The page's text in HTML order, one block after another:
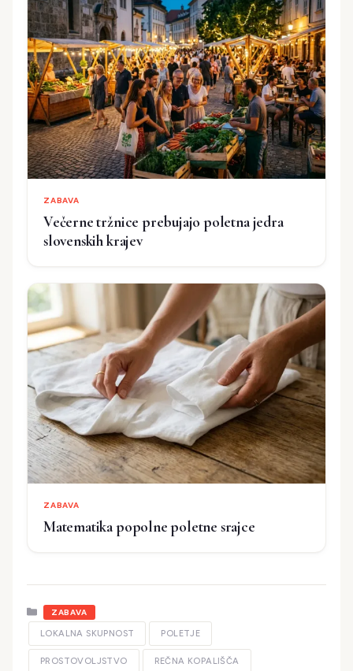
ZABAVA
Večerne tržnice prebujajo poletna jedra
slovenskih krajev
ZABAVA
Matematika popolne poletne srajce
Kategorije
ZABAVA
LOKALNA SKUPNOST POLETJE
PROSTOVOLJSTVO REČNA KOPALIŠČA